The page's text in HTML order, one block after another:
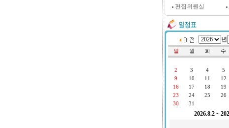
편집위원실